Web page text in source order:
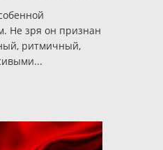
Не зря он признан
ритмичный,